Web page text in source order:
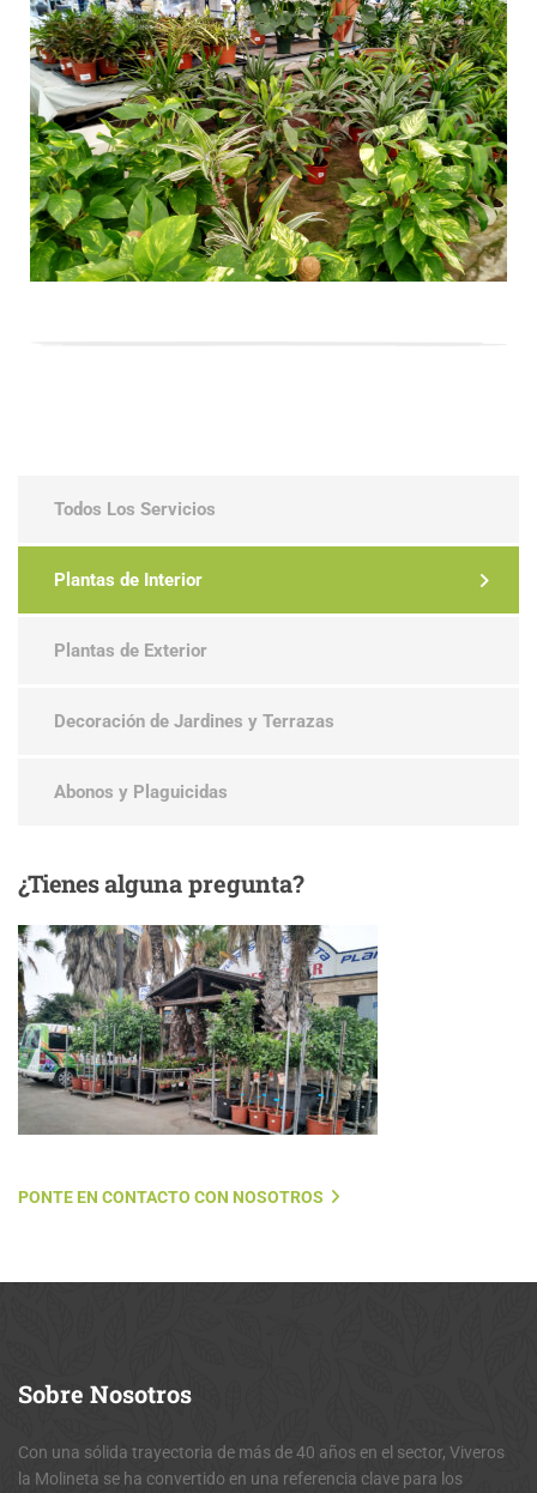
Todos Los Servicios
Plantas de Interior
Plantas de Exterior
Decoración de Jardines y Terrazas
Abonos y Plaguicidas
¿Tienesalguna pregunta?
PONTE EN CONTACTO CON NOSOTROS
Sobre Nosotros
Con una sólida trayectoria de más de 40 años en el sector, Viveros
la Molineta se ha convertido en una referencia clave para los